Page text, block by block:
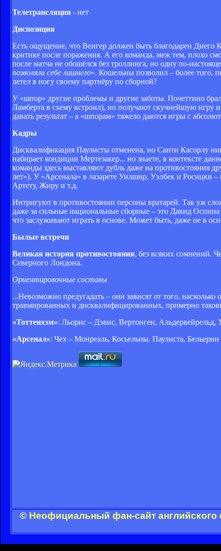
Телетрансляция - нет
Диспозиция
Есть ощущение, что Венгер должен быть благодарен
критике после поражения. А его команда, меж тем, плохо
после матча не обошёлся без троллинга, но одну по-
позволяли себе лишнего». Кошельны позволил – более того,
летел в ногу своему партнёру по сборной?
У «шпор» другие проблемы и другие заботы. Почеттино
Ламберта в схему встроил), но получают скучнейшую игру
давать результат – а «шпорам» тяжело даются игры с
Кадры
Дисквалификация Паулисты отменена, но Санти Касорлу
набирает кондиции Мертезакер... но знаете, в контексте
команды здесь выставляют дубль даже на противостояния
лет»). У «Арсенала» в лазарете Уилшир, Уэлбек и Росицки
Артету, Жиру и т.д.
Интригуют в противостоянии персоны вратарей. Так уж
даже за сильные национальные сборные – это Давид
что заслуживают играть в основе. Может быть, даже не в
Былые встречи
Великая история противостояния, без всяких сомнений.
Северного Лондона.
Ориентировочные составы
...Невозможно предугадать – они зависят от того,
травмированных и дисквалифицированных, примерно
«Тоттенхэм»: Льорис – Дэвис, Вертонген,
«Арсенал»: Чех – Монреаль, Косьельны, Паулиста,
© Неофициальный фан-сайт английского